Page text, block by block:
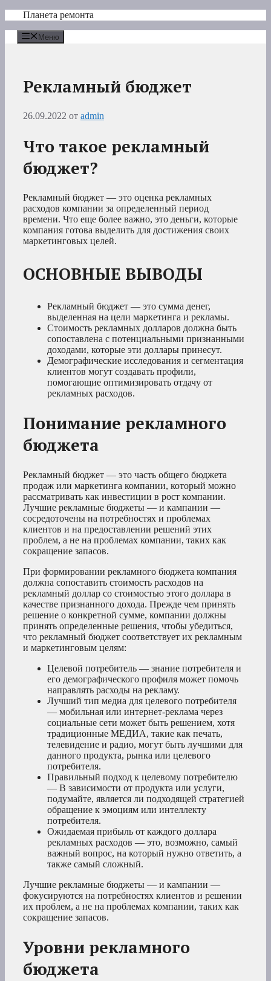
Перейти
содержимому
Планета ремонта
Меню
Рекламный бюджет
26.09.2022 от admin
Что такое рекламный
бюджет?
Рекламный бюджет — это оценка рекламных
расходов компании за определенный период
времени. Что еще более важно, это деньги, которые
компания готова выделить для достижения своих
маркетинговых целей.
ОСНОВНЫЕ ВЫВОДЫ
Рекламный бюджет — это сумма денег,
выделенная на цели маркетинга и рекламы.
Стоимость рекламных долларов должна быть
сопоставлена с потенциальными признанными
доходами, которые эти доллары принесут.
Демографические исследования и сегментация
клиентов могут создавать профили,
помогающие оптимизировать отдачу от
рекламных расходов.
Понимание рекламного
бюджета
Рекламный бюджет — это часть общего бюджета
продаж или маркетинга компании, который можно
рассматривать как инвестиции в рост компании.
Лучшие рекламные бюджеты — и кампании —
сосредоточены на потребностях и проблемах
клиентов и на предоставлении решений этих
проблем, а не на проблемах компании, таких как
сокращение запасов.
При формировании рекламного бюджета компания
должна сопоставить стоимость расходов на
рекламный доллар со стоимостью этого доллара в
качестве признанного дохода. Прежде чем принять
решение о конкретной сумме, компании должны
принять определенные решения, чтобы убедиться,
что рекламный бюджет соответствует их рекламным
и маркетинговым целям:
Целевой потребитель — знание потребителя и
его демографического профиля может помочь
направлять расходы на рекламу.
Лучший тип медиа для целевого потребителя
— мобильная или интернет-реклама через
социальные сети может быть решением, хотя
традиционные МЕДИА, такие как печать,
телевидение и радио, могут быть лучшими для
данного продукта, рынка или целевого
потребителя.
Правильный подход к целевому потребителю
— В зависимости от продукта или услуги,
подумайте, является ли подходящей стратегией
обращение к эмоциям или интеллекту
потребителя.
Ожидаемая прибыль от каждого доллара
рекламных расходов — это, возможно, самый
важный вопрос, на который нужно ответить, а
также самый сложный.
Лучшие рекламные бюджеты — и кампании —
фокусируются на потребностях клиентов и решении
их проблем, а не на проблемах компании, таких как
сокращение запасов.
Уровни рекламного
бюджета